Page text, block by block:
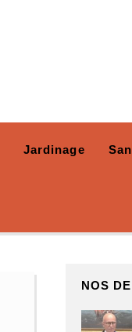
Jardinage
NOS